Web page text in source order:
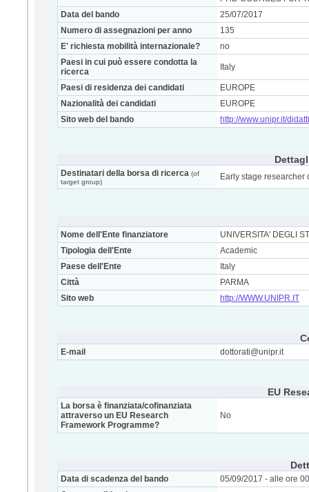
Data del bando
25/07/2017
Numero di assegnazioni per anno
135
E' richiesta mobilità internazionale?
no
Paesi in cui può essere condotta la
ricerca
Italy
Paesi di residenza dei candidati
EUROPE
Nazionalità dei candidati
EUROPE
Sito web del bando
http://www.unipr.it/
Destinatari della borsa di ricerca (of
target group)
Early stage researcher
Nome dell'Ente finanziatore
UNIVERSITA' DEGLI
Tipologia dell'Ente
Academic
Paese dell'Ente
Italy
Città
PARMA
Sito web
http://WWW.UNIPR.IT
E-mail dottorati@unipr.it
EU
La borsa è finanziata/cofinanziata
attraverso un EU Research
Framework Programme?
No
Data di scadenza del bando
05/09/2017 - alle ore